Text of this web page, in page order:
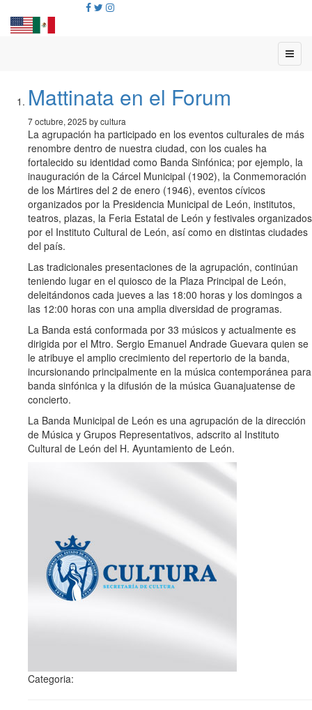
Mattinata en el Forum
7 octubre, 2025 by cultura
La agrupación ha participado en los eventos culturales de más
renombre dentro de nuestra ciudad, con los cuales ha
fortalecido su identidad como Banda Sinfónica; por ejemplo, la
inauguración de la Cárcel Municipal (1902), la Conmemoración
de los Mártires del 2 de enero (1946), eventos cívicos
organizados por la Presidencia Municipal de León, institutos,
teatros, plazas, la Feria Estatal de León y festivales organizados
por el Instituto Cultural de León, así como en distintas ciudades
del país.
Las tradicionales presentaciones de la agrupación, continúan
teniendo lugar en el quiosco de la Plaza Principal de León,
deleitándonos cada jueves a las 18:00 horas y los domingos a
las 12:00 horas con una amplia diversidad de programas.
La Banda está conformada por 33 músicos y actualmente es
dirigida por el Mtro. Sergio Emanuel Andrade Guevara quien se
le atribuye el amplio crecimiento del repertorio de la banda,
incursionando principalmente en la música contemporánea para
banda sinfónica y la difusión de la música Guanajuatense de
concierto.
La Banda Municipal de León es una agrupación de la dirección
de Música y Grupos Representativos, adscrito al Instituto
Cultural de León del H. Ayuntamiento de León.
Categoria: